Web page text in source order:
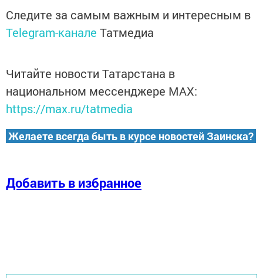
Следите за самым важным и интересным в
Telegram-канале Татмедиа
Читайте новости Татарстана в
национальном мессенджере MАХ:
https://max.ru/tatmedia
Желаете всегда быть в курсе новостей Заинска?
Добавить в избранное